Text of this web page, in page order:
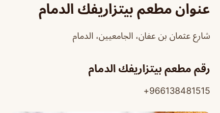
عنوان مطعم بيتزاريفك الدمام
شارع عثمان بن عفان، الجامعيين، الدمام
رقم مطعم بيتزاريفك الدمام
966138481515+